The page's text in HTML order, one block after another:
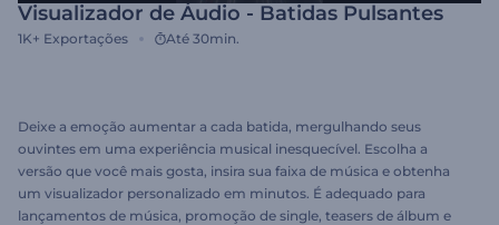
Visualizador de Áudio - Batidas Pulsantes
1K+ Exportações Até 30min.
Deixe a emoção aumentar a cada batida, mergulhando seus
ouvintes em uma experiência musical inesquecível. Escolha a
versão que você mais gosta, insira sua faixa de música e obtenha
um visualizador personalizado em minutos. É adequado para
lançamentos de música, promoção de single, teasers de álbum e